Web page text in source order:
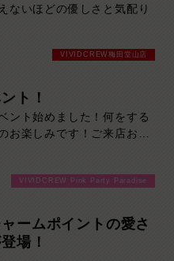
ないほどの優しさと気配り
然と行動できる献身的な性
で心がほっと安らぐほど。
きな魅力は、
れる抜群のスタイル。
ストと包み込むような優し
時間へと誘います。
会話、温かな笑顔、
会いたい」と思ってしま
った女の子です。
VIVIDCREW梅田堂山店
ト！
ント始めました！何をする
お楽しみです！ご来店お待
VIVIDCREW Pink Party Paradise
ームポイントの愛さ
場！